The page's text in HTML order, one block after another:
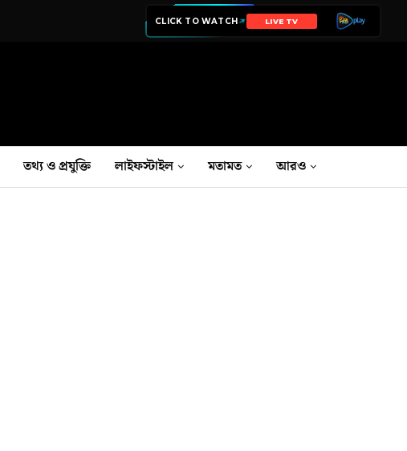
CLICK TO WATCH LIVE TV
তথ‍্য ও প্রযুক্তি লাইফস্টাইল মতামত আরও